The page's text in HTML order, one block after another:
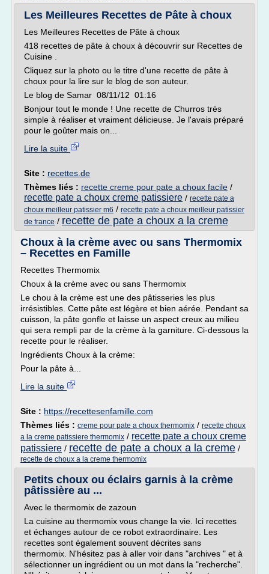
Les Meilleures Recettes de Pâte à choux
Les Meilleures Recettes de Pâte à choux
418 recettes de pâte à choux à découvrir sur Recettes de
Cuisine .
Cliquez sur la photo ou le titre d'une recette de pâte à
choux pour la lire sur le blog de son auteur.
Le blog de Samar 08/11/12 01:16
Bonjour tout le monde ! Une recette de Churros très
simple à réaliser et vraiment délicieuse. Je l'avais préparé
pour le goûter mais on...
Lire la suite
Site : recettes.de
Thèmes liés : recette creme pour pate a choux facile /
recette pate a choux creme patissiere / recette pate a
choux meilleur patissier m6 / recette pate a choux meilleur patissier
de france / recette de pate a choux a la creme
Choux à la crème avec ou sans Thermomix
– Recettes en Famille
Recettes Thermomix
Choux à la crème avec ou sans Thermomix
Le chou à la crème est une des pâtisseries les plus
irrésistibles. Cette pâte est légère et bien aérée. Pendant sa
cuisson, la pâte gonfle et laisse un aspect creux au milieu
qui sera rempli par de la crème à la garniture. Ci-dessous la
recette pour le réaliser.
Ingrédients Choux à la crème:
Pour la pâte à...
Lire la suite
Site : https://recettesenfamille.com
Thèmes liés : creme pour pate a choux thermomix / recette choux
a la creme patissiere thermomix / recette pate a choux creme
patissiere / recette de pate a choux a la creme /
recette de choux a la creme thermomix
Petits choux ou éclairs garnis à la crème
pâtissière au ...
Avec le thermomix de zazoun
La cuisine au thermomix vous change la vie. Ici recettes
et échanges autour de ce robot extraordinaire. Les
recettes sont également souvent décrites sans
thermomix. N'hésitez pas à aller voir dans "archives " et à
sélectionner un ingrédient ou un mot dans la "recherche".